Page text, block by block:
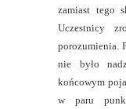
zamiast tego
Uczestnicy
porozumienia.
nie było
końcowym
w paru